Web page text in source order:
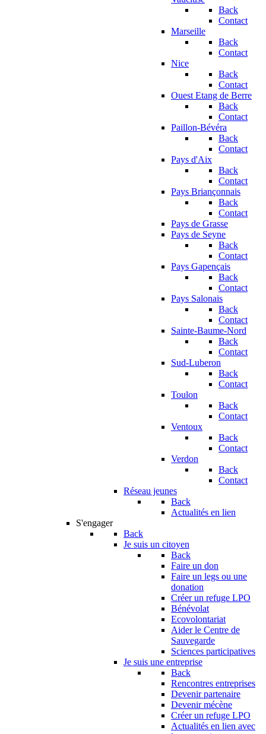
Back
Contact
Marseille
Back
Contact
Nice
Back
Contact
Ouest Etang de Berre
Back
Contact
Paillon-Bévéra
Back
Contact
Pays d'Aix
Back
Contact
Pays Briançonnais
Back
Contact
Pays de Grasse
Pays de Seyne
Back
Contact
Pays Gapençais
Back
Contact
Pays Salonais
Back
Contact
Sainte-Baume-Nord
Back
Contact
Sud-Luberon
Back
Contact
Toulon
Back
Contact
Ventoux
Back
Contact
Verdon
Back
Contact
Réseau jeunes
Back
Actualités en lien
S'engager
Back
Je suis un citoyen
Back
Faire un don
Faire un legs ou une
donation
Créer un refuge LPO
Bénévolat
Ecovolontariat
Aider le Centre de
Sauvegarde
Sciences participatives
Je suis une entreprise
Back
Rencontres entreprises
Devenir partenaire
Devenir mécène
Créer un refuge LPO
Actualités en lien avec